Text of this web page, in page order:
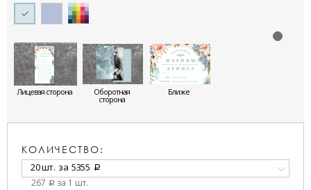
Лицевая сторона Оборотная
сторона
Ближе
КОЛИЧЕСТВО:
20 шт. за 5355 a
267 a за 1 шт.